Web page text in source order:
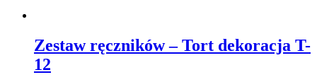
Zestaw ręczników – Tort dekoracja T-
12